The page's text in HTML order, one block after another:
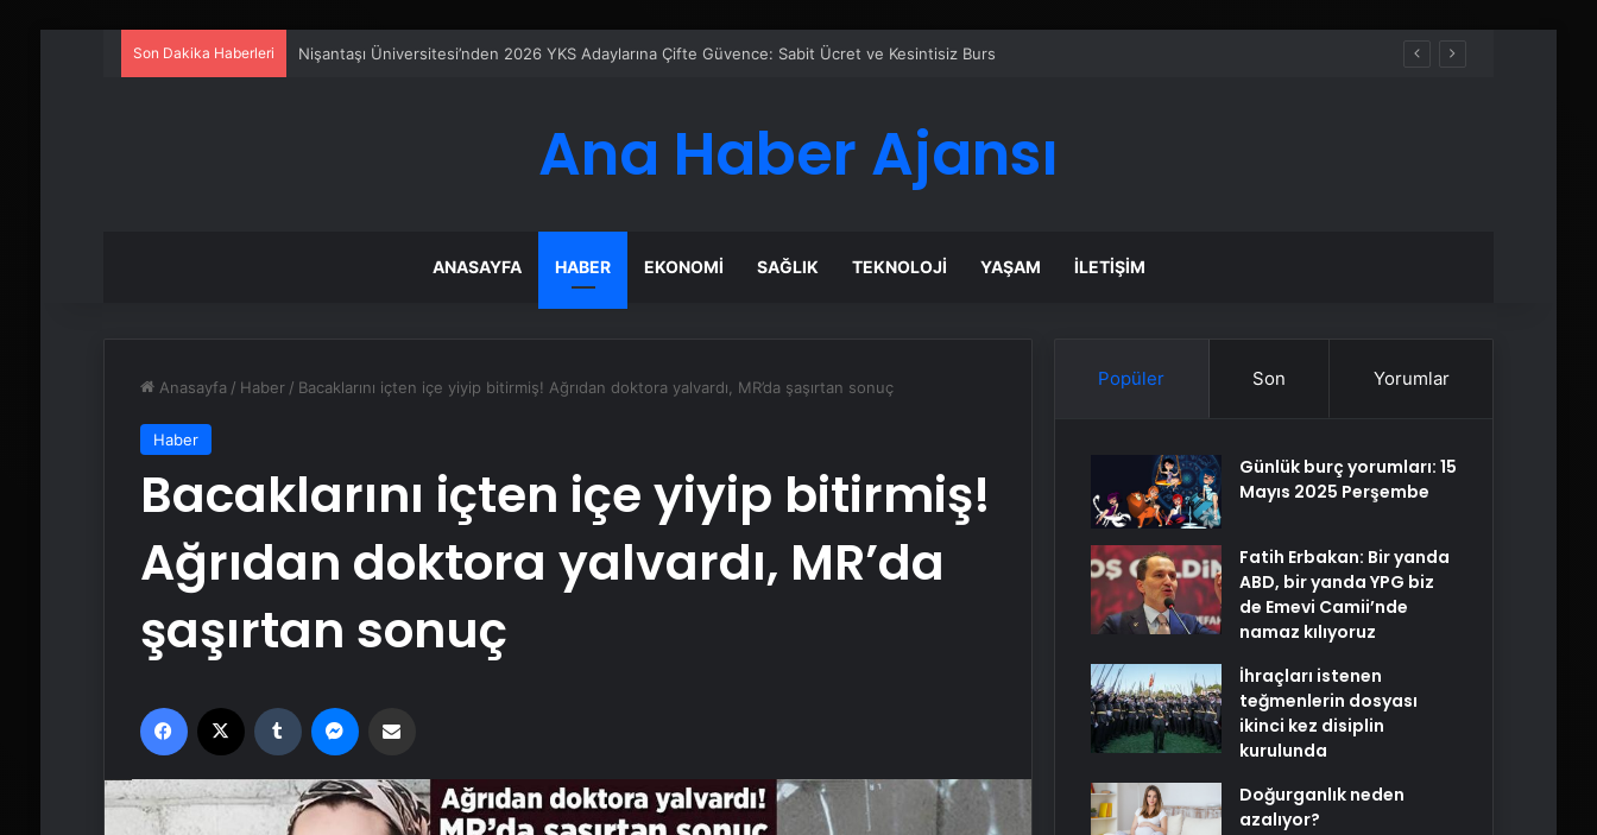
Son Dakika Haberleri Serjoy : Dijital Medya Ajansı, Google Reklam Ajansı, SEO Ajansı ve Web Tasarım Ajansı
Ana Haber Ajansı
ANASAYFA HABER EKONOMI SAĞLIK TEKNOLOJI YAŞAM İLETIŞIM
Anasayfa / Haber / Bacaklarını içten içe yiyip bitirmiş! Ağrıdan doktora yalvardı, MR’da şaşırtan sonuç
Haber
Bacaklarını içten içe yiyip bitirmiş!
Ağrıdan doktora yalvardı, MR’da
şaşırtan sonuç
Facebook Tumblr
Popüler Son Yorumlar
Günlük burç yorumları: 15
Mayıs 2025 Perşembe
Fatih Erbakan: Bir yanda
ABD, bir yanda YPG biz
de Emevi Camii’nde
namaz kılıyoruz
İhraçları istenen
teğmenlerin dosyası
ikinci kez disiplin
kurulunda
Doğurganlık neden
azalıyor?